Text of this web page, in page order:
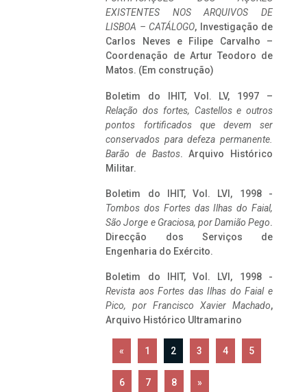
EXISTENTES NOS ARQUIVOS DE
LISBOA – CATÁLOGO, Investigação de
Carlos Neves e Filipe Carvalho –
Coordenação de Artur Teodoro de
Matos. (Em construção)
Boletim do IHIT, Vol. LV, 1997 –
Relação dos fortes, Castellos e outros
pontos fortificados que devem ser
conservados para defeza permanente.
Barão de Bastos. Arquivo Histórico
Militar.
Boletim do IHIT, Vol. LVI, 1998 -
Tombos dos Fortes das Ilhas do Faial,
São Jorge e Graciosa, por Damião Pego.
Direcção dos Serviços de
Engenharia do Exército.
Boletim do IHIT, Vol. LVI, 1998 -
Revista aos Fortes das Ilhas do Faial e
Pico, por Francisco Xavier Machado,
Arquivo Histórico Ultramarino
« 1 2 3 4 5
6 7 8 »